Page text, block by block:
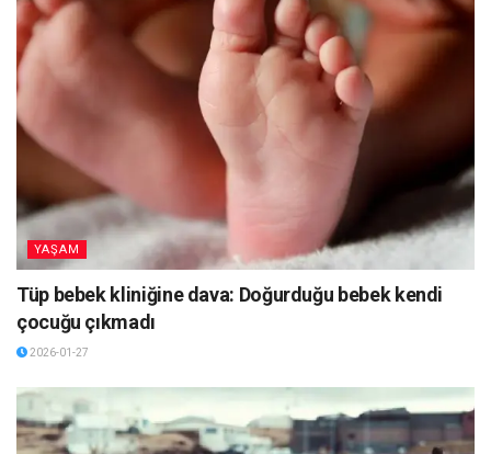
YAŞAM
Tüp bebek kliniğine dava: Doğurduğu bebek kendi
çocuğu çıkmadı
2026-01-27